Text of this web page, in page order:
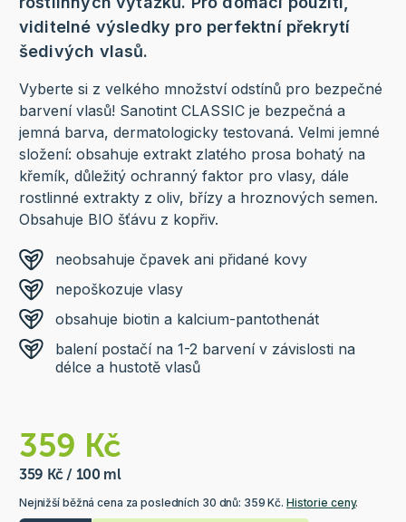
viditelné výsledky pro perfektní překrytí
šedivých vlasů.
Vyberte si z velkého množství odstínů pro bezpečné
barvení vlasů! Sanotint CLASSIC je bezpečná a
jemná barva, dermatologicky testovaná. Velmi jemné
složení: obsahuje extrakt zlatého prosa bohatý na
křemík, důležitý ochranný faktor pro vlasy, dále
rostlinné extrakty z oliv, břízy a hroznových semen.
Obsahuje BIO šťávu z kopřiv.
neobsahuje čpavek ani přidané kovy
nepoškozuje vlasy
obsahuje biotin a kalcium-pantothenát
balení postačí na 1-2 barvení v závislosti na
délce a hustotě vlasů
359 Kč
359 Kč / 100 ml
Nejnižší běžná cena za posledních 30 dnů: 359 Kč. Historie ceny.